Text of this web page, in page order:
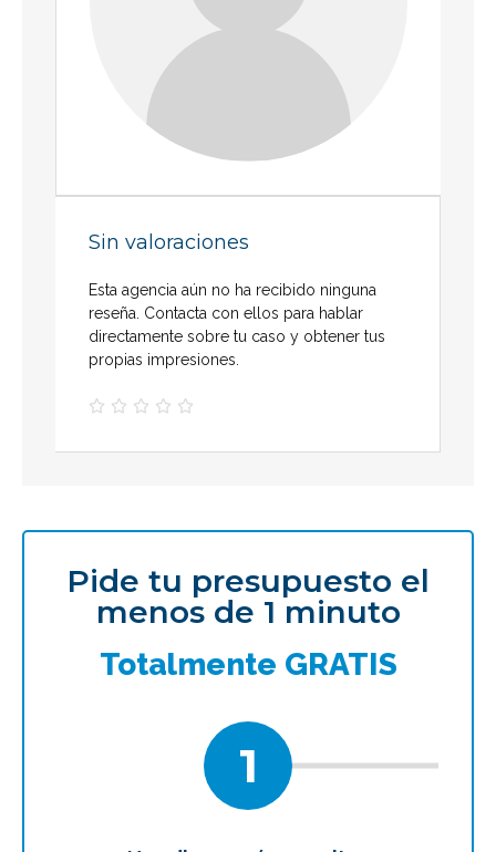
Sin valoraciones
Esta agencia aún no ha recibido ninguna
reseña. Contacta con ellos para hablar
directamente sobre tu caso y obtener tus
propias impresiones.
    
Pide tu presupuesto el
menos de 1 minuto
Totalmente GRATIS
1